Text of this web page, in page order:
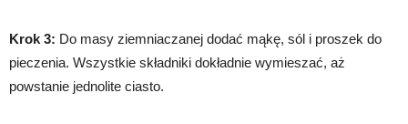
Krok 3: Do masy ziemniaczanej dodać mąkę, sól i proszek do
pieczenia. Wszystkie składniki dokładnie wymieszać, aż
powstanie jednolite ciasto.